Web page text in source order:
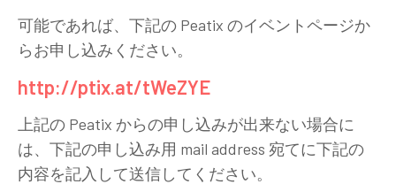
可能であれば、下記の Peatix のイベントページか
らお申し込みください。
http://ptix.at/tWeZYE
上記の Peatix からの申し込みが出来ない場合に
は、下記の申し込み用 mail address 宛てに下記の
内容を記入して送信してください。